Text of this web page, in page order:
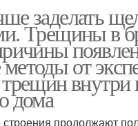
заделать
Трещины в
от
трещин
дома
продолжают